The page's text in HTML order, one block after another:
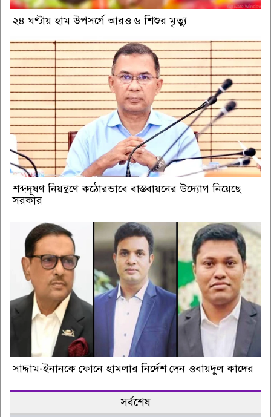
২৪ ঘণ্টায় হাম উপসর্গে আরও ৬ শিশুর মৃত্যু
শব্দদূষণ নিয়ন্ত্রণে কঠোরভাবে বাস্তবায়নের উদ্যোগ নিয়েছে
সরকার
সাদ্দাম-ইনানকে ফোনে হামলার নির্দেশ দেন ওবায়দুল কাদের
সর্বশেষ